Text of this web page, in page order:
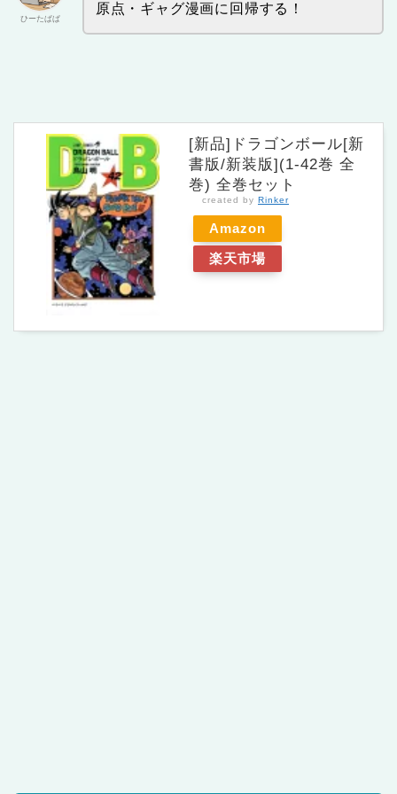
ひーたぱぱ
原点・ギャグ漫画に回帰する！
[新品]ドラゴンボール[新
書版/新装版](1-42巻 全
巻) 全巻セット
created by Rinker
Amazon
楽天市場